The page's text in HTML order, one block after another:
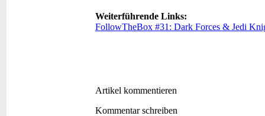
Weiterführende Links:
FollowTheBox #31: Dark Forces & Jedi
Artikel kommentieren
Kommentar schreiben